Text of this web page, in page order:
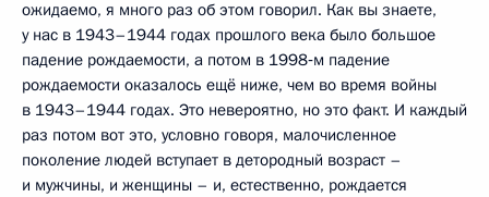
ожидаемо, я много раз об этом говорил. Как вы знаете,
у нас в 1943–1944 годах прошлого века было большое
падение рождаемости, а потом в 1998‑м падение
рождаемости оказалось ещё ниже, чем во время войны
в 1943–1944 годах. Это невероятно, но это факт. И каждый
раз потом вот это, условно говоря, малочисленное
поколение людей вступает в детородный возраст –
и мужчины, и женщины – и, естественно, рождается